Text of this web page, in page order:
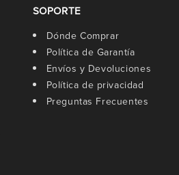
SOPORTE
Dónde Comprar
Política de Garantía
Envíos y Devoluciones
Política de privacidad
Preguntas Frecuentes